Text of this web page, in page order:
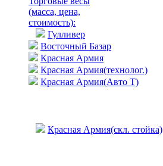
(масса, цена,
стоимость):
Гулливер
Восточный Базар
Красная Армия
Красная Армия(технолог.)
Красная Армия(Авто Т)
Красная Армия(скл. стойка)